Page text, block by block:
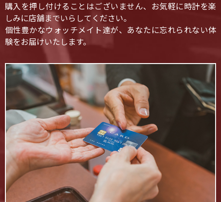
購入を押し付けることはございません、お気軽に時計を楽
しみに店舗までいらしてください。
個性豊かなウォッチメイト達が、あなたに忘れられない体
験をお届けいたします。